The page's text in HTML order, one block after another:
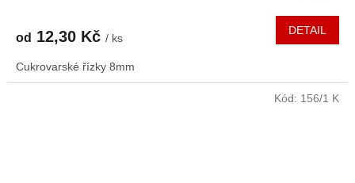
od 12,30 Kč / ks
DETAIL
Cukrovarské řízky 8mm
Kód: 156/1 K